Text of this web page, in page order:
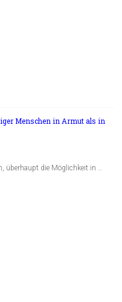
Menschen in Armut als in
überhaupt die Möglichkeit in …